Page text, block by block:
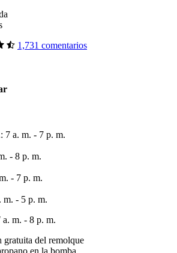
1,731 comentarios
7 a. m. - 7 p. m.
- 8 p. m.
- 7 p. m.
m. - 5 p. m.
m. - 8 p. m.
gratuita del remolque
en la bomba